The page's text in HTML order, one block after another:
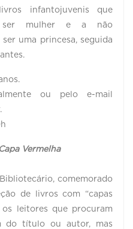
infantojuvenis que
mulher e a não
uma princesa, seguida
ou pelo e-mail
Vermelha
comemorado
de livros com “capas
os leitores que procuram
do título ou autor, mas